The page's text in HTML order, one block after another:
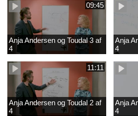
09:45
Anja Andersen og Toudal 3 af
4
Anja
4
11:11
Anja Andersen og Toudal 2 af
4
Anja
4